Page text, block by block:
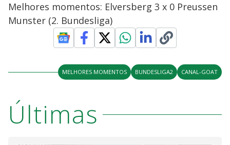
Melhores momentos: Elversberg 3 x 0 Preussen
Munster (2. Bundesliga)
MELHORES MOMENTOS BUNDESLIGA2 CANAL-GOAT
Últimas